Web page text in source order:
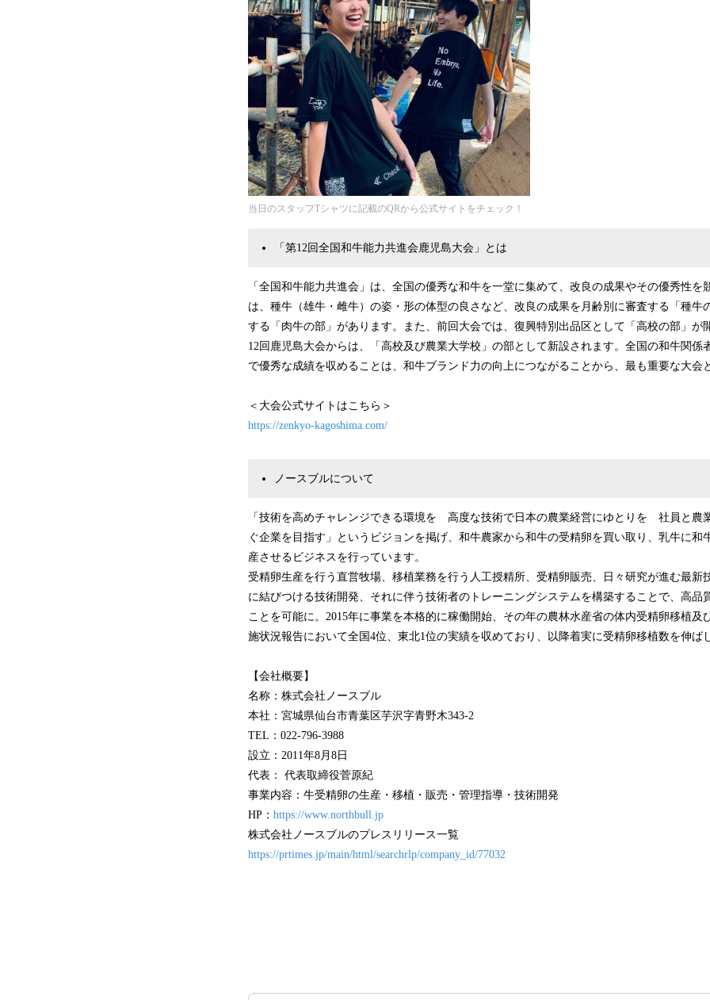
当日のスタッフTシャツに記載のQRから公式サイトをチェック！
「第12回全国和牛能力共進会鹿児島大会」とは
「全国和牛能力共進会」は、全国の優秀な和牛を一堂に集めて、改良の成果やその優秀性を
は、種牛（雄牛・雌牛）の姿・形の体型の良さなど、改良の成果を月齢別に審査する「種牛
する「肉牛の部」があります。また、前回大会では、復興特別出品区として「高校の部」が
12回鹿児島大会からは、「高校及び農業大学校」の部として新設されます。全国の和牛関係
で優秀な成績を収めることは、和牛ブランド力の向上につながることから、最も重要な大会
＜大会公式サイトはこちら＞
https://zenkyo-kagoshima.com/
ノースブルについて
「技術を高めチャレンジできる環境を 高度な技術で日本の農業経営にゆとりを 社員と農
ぐ企業を目指す」というビジョンを掲げ、和⽜農家から和⽜の受精卵を買い取り、乳⽜に和
産させるビジネスを⾏っています。
受精卵生産を行う直営牧場、移植業務を行う人工授精所、受精卵販売、日々研究が進む最新
に結びつける技術開発、それに伴う技術者のトレーニングシステムを構築することで、高品
ことを可能に。2015年に事業を本格的に稼働開始、その年の農林水産省の体内受精卵移植及
施状況報告において全国4位、東北1位の実績を収めており、以降着実に受精卵移植数を伸ば
【会社概要】
名称：株式会社ノースブル
本社：宮城県仙台市⻘葉区芋沢字⻘野⽊343-2
TEL：022-796-3988
設⽴：2011年8⽉8⽇
代表： 代表取締役菅原紀
事業内容：⽜受精卵の⽣産・移植・販売・管理指導・技術開発
HP： https://www.northbull.jp
株式会社ノースブルのプレスリリース⼀覧
https://prtimes.jp/main/html/searchrlp/company_id/77032